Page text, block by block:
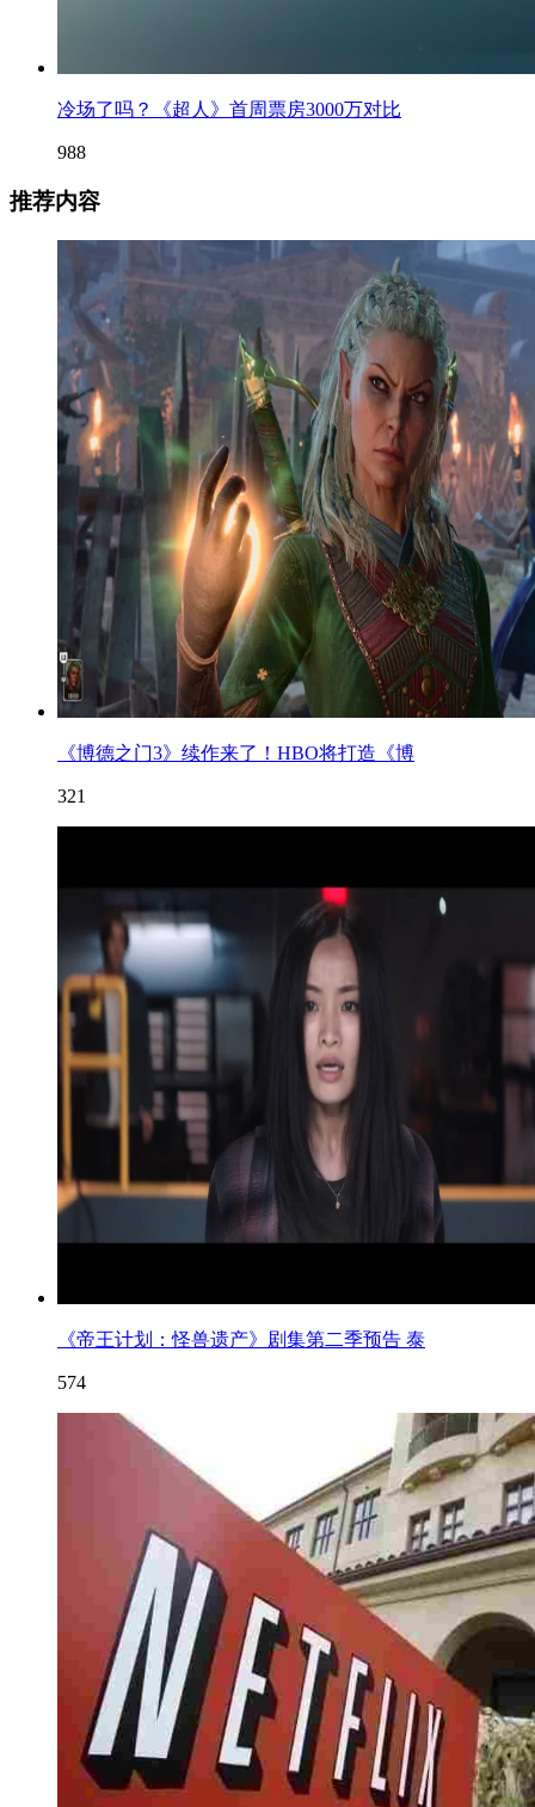
冷场了吗？《超人》首周票房3000万对比
988
推荐内容
《博德之门3》续作来了！HBO将打造《博
321
《帝王计划：怪兽遗产》剧集第二季预告 泰
574